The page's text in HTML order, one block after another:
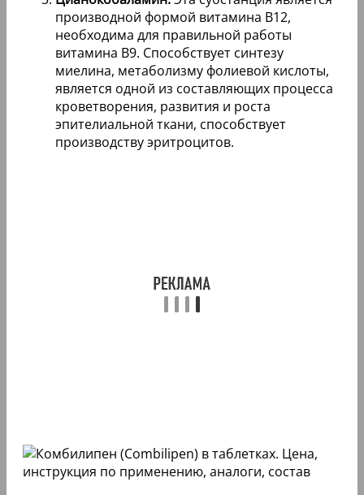
производной формой витамина В12,
необходима для правильной работы
витамина В9. Способствует синтезу
миелина, метаболизму фолиевой кислоты,
является одной из составляющих процесса
кроветворения, развития и роста
эпителиальной ткани, способствует
производству эритроцитов.